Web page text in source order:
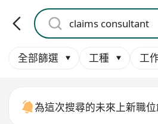
全部篩選 工種 工
為這次搜尋的未來上新職